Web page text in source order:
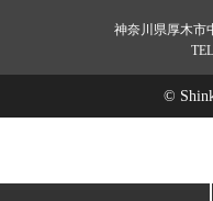
神奈川県厚木市
©